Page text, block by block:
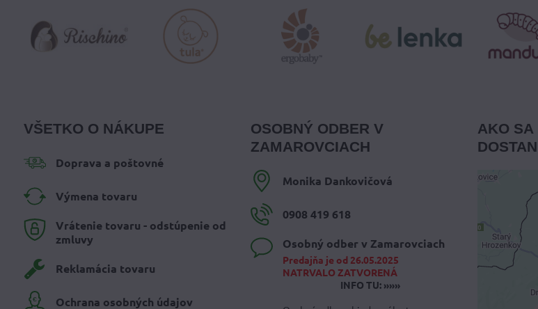
VŠETKO O NÁKUPE
Doprava a poštovné
Výmena tovaru
Vrátenie tovaru - odstúpenie od
zmluvy
Reklamácia tovaru
Ochrana osobných údajov
OSOBNÝ ODBER V
ZAMAROVCIACH
Monika Dankovičová
0908 419 618
Osobný odber v Zamarovciach
Predajňa je od 26.05.2025
NATRVALO ZATVORENÁ
INFO TU: »»»
AKO SA